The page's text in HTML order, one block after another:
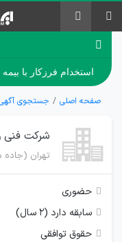
استخدام فرزکار با
صفحه اصلی جستجوی
شرکت فنی
تهران
حضوری
سابقه دارد (۲ سال)
حقوق توافقی